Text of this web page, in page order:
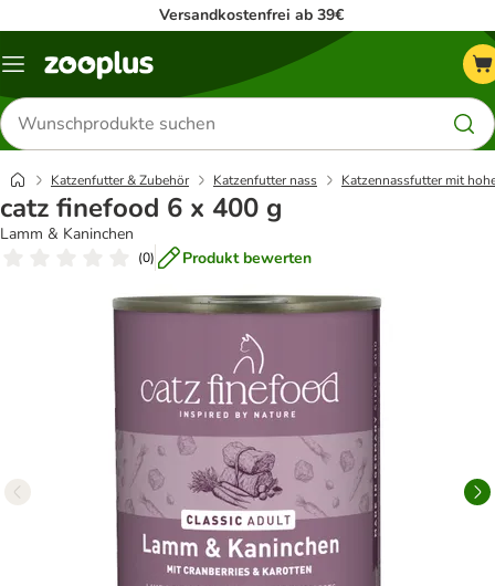
Versandkostenfrei ab 39€
Menü
Produkte
suchen
Katzenfutter & Zubehör Katzenfutter nass Katzennassfutter mit
catz finefood 6 x 400 g
Lamm & Kaninchen
(0) Produkt bewerten